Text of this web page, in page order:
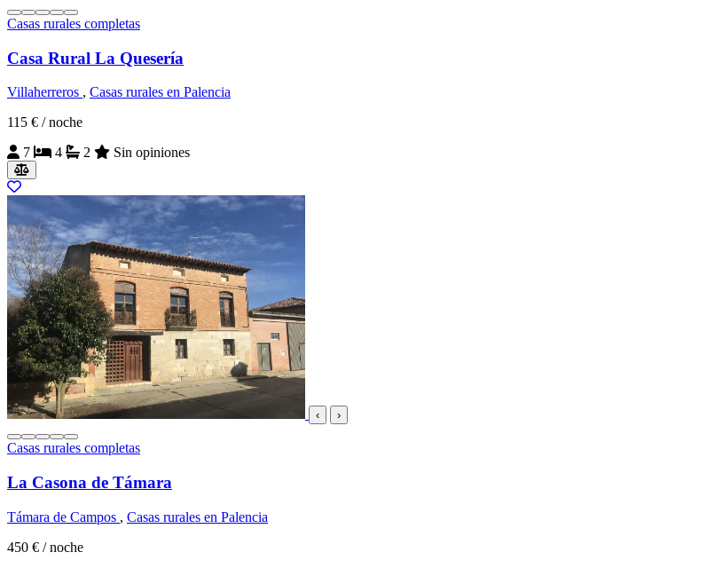
Casas rurales completas
Casa Rural La Quesería
Villaherreros , Casas rurales en Palencia
115 € / noche
7
4 2 Sin opiniones
‹ ›
Casas rurales completas
La Casona de Támara
Támara de Campos , Casas rurales en Palencia
450 € / noche